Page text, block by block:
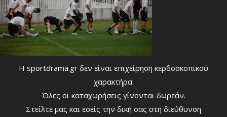
Η sportdrama.gr δεν είναι επιχείρηση κερδοσκοπικού
χαρακτήρα.
Όλες οι καταχωρήσεις γίνονται δωρεάν.
Στείλτε μας και εσείς την δική σας στη διεύθυνση